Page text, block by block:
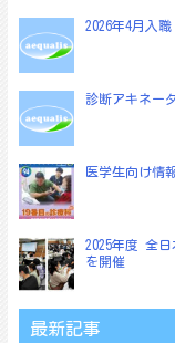
ョ
ン
2026年4月入
診断アキネー
医学生向け情
2025年度 全
を開催
最新記事